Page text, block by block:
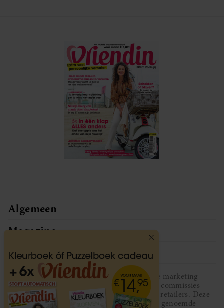
Algemeen
Magazine
Service
Vriendin participeert in diverse affiliate marketing
programma’s, dat houdt in dat Vriendin commissies
ontvangt voor aankopen middels links van retailers. Deze
website wordt niet gesponsord door de genoemde